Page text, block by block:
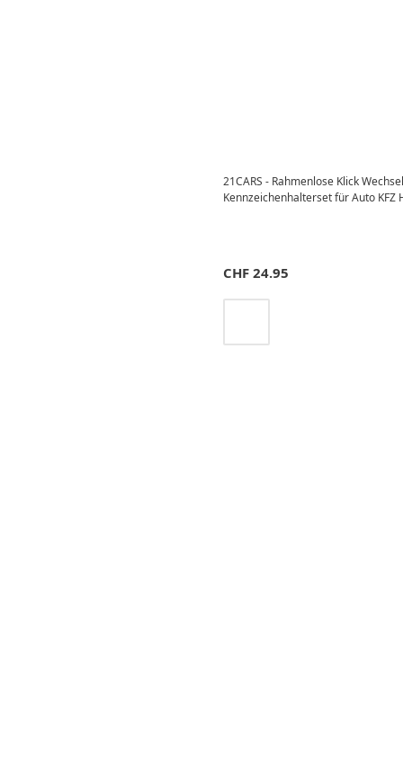
21CARS - Rahmenlose Klick
Kennzeichenhalterset für Auto
CHF 24.95